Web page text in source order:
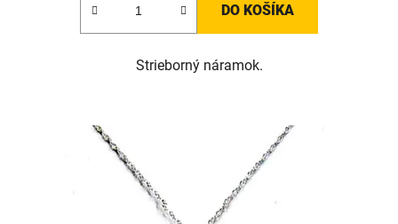
DO KOŠÍKA
Strieborný náramok.